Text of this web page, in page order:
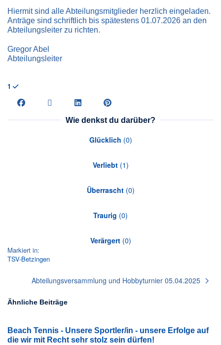
Hiermit sind alle Abteilungsmitglieder herzlich eingeladen.
Anträge sind schriftlich bis spätestens 01.07.2026 an den
Abteilungsleiter zu richten.
Gregor Abel
Abteilungsleiter
1
Wie denkst du darüber?
Glücklich (0)
Verliebt(1)
Überrascht(0)
Traurig (0)
Verärgert(0)
Markiert in:
TSV-Betzingen
Abteilungsversammlung und Hobbyturnier 05.04.2025
Ähnliche Beiträge
Beach Tennis - Unsere Sportler/in - unsere Erfolge auf
die wir mit Recht sehr stolz sein dürfen!